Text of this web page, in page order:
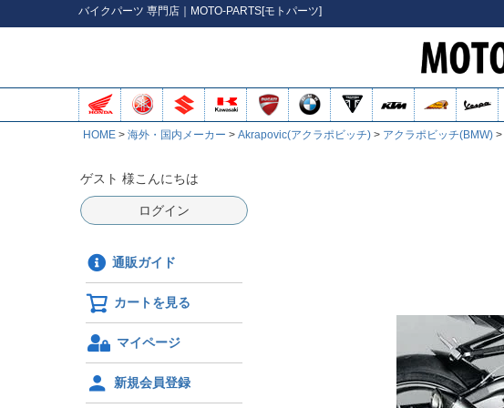
バイクパーツ 専門店｜MOTO-PARTS[モトパーツ]
HOME 海外・国内メーカー Akrapovic(アクラポビッチ) アクラポビッチ(BMW)
ゲスト 様こんにちは
ログイン
通販ガイド
カートを見る
マイページ
新規会員登録